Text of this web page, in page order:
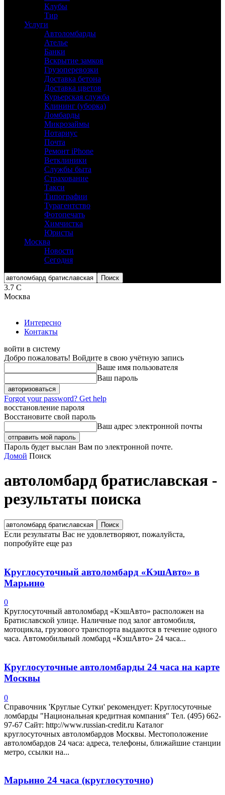
Клубы
Тир
Услуги
Автоломбарды
Ателье
Банки
Вскрытие замков
Грузоперевозки
Доставка бетона
Доставка цветов
Курьерская служба
Клининг (уборка)
Ломбарды
Микрозаймы
Нотариус
Почта
Ремонт iPhone
Ветклиники
Службы быта
Страхование
Такси
Типографии
Турагентство
Фотопечать
Химчистка
Юристы
Москва
Новости
Сегодня
3.7 C
Москва
Интересно
Контакты
войти в систему
Добро пожаловать! Войдите в свою учётную запись
Ваше имя пользователя
Ваш пароль
Forgot your password? Get help
восстановление пароля
Восстановите свой пароль
Ваш адрес электронной почты
Пароль будет выслан Вам по электронной почте.
Домой Поиск
автоломбард братиславская -
результаты поиска
Если результаты Вас не удовлетворяют, пожалуйста,
попробуйте еще раз
Круглосуточный автоломбард «КэшАвто» в
Марьино
0
Круглосуточный автоломбард «КэшАвто» расположен на
Братиславской улице. Наличные под залог автомобиля,
мотоцикла, грузового транспорта выдаются в течение одного
часа. Автомобильный ломбард «КэшАвто» 24 часа...
Круглосуточные автоломбарды 24 часа на карте
Москвы
0
Справочник 'Круглые Сутки' рекомендует: Круглосуточные
ломбарды "Национальная кредитная компания" Тел. (495) 662-
97-67 Сайт: http://www.russian-credit.ru Каталог
круглосуточных автоломбардов Москвы. Местоположение
автоломбардов 24 часа: адреса, телефоны, ближайшие станции
метро, ссылки на...
Марьино 24 часа (круглосуточно)